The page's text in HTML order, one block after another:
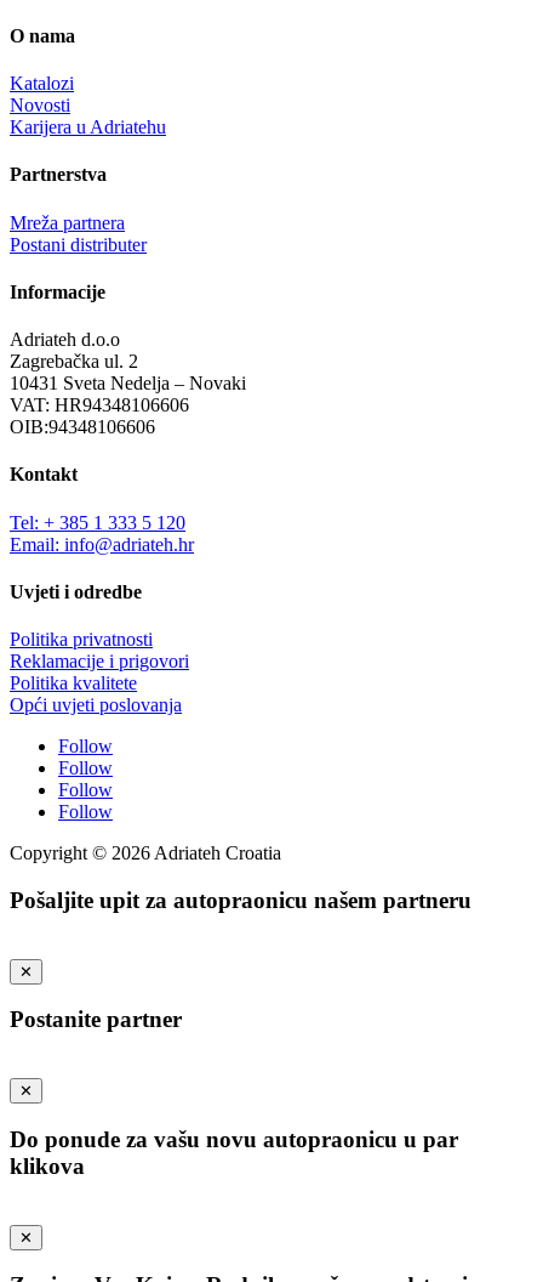
O nama
Katalozi
Novosti
Karijera u Adriatehu
Partnerstva
Mreža partnera
Postani distributer
Informacije
Adriateh d.o.o
Zagrebačka ul. 2
10431 Sveta Nedelja – Novaki
VAT: HR94348106606
OIB:94348106606
Kontakt
Tel: + 385 1 333 5 120
Email: info@adriateh.hr
Uvjeti i odredbe
Politika privatnosti
Reklamacije i prigovori
Politika kvalitete
Opći uvjeti poslovanja
Follow
Follow
Follow
Follow
Copyright © 2026 Adriateh Croatia
Pošaljite upit za autopraonicu našem partneru
✕
Postanite partner
✕
Do ponude za vašu novu autopraonicu u par
klikova
✕